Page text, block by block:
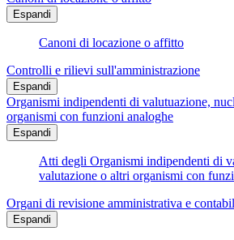
Espandi
Canoni di locazione o affitto
Controlli e rilievi sull'amministrazione
Espandi
Organismi indipendenti di valutuazione,
organismi con funzioni analoghe
Espandi
Atti degli Organismi indipendenti di
valutazione o altri organismi con
Organi di revisione amministrativa e
Espandi